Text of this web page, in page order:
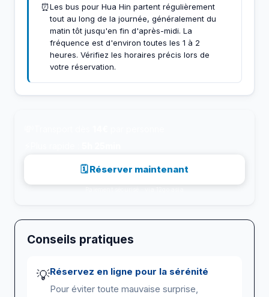
⏰Les bus pour Hua Hin partent régulièrement
tout au long de la journée, généralement du
matin tôt jusqu'en fin d'après-midi. La
fréquence est d'environ toutes les 1 à 2
heures. Vérifiez les horaires précis lors de
votre réservation.
🗓 Réserver maintenant
Conseils pratiques
💡Réservez en ligne pour la sérénité
Pour éviter toute mauvaise surprise,